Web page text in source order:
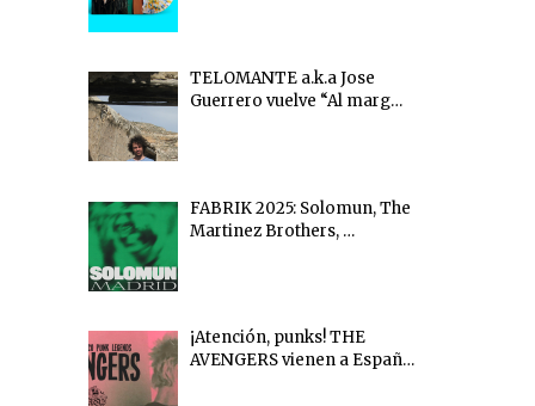
TELOMANTE a.k.a Jose
Guerrero vuelve “Al marg…
FABRIK 2025: Solomun, The
Martinez Brothers, …
¡Atención, punks! THE
AVENGERS vienen a Españ…